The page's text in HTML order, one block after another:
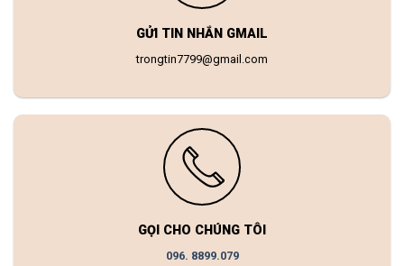
GỬI TIN NHẮN GMAIL
trongtin7799@gmail.com
GỌI CHO CHÚNG TÔI
096. 8899.079